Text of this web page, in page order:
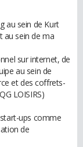
au sein de Kurt
au sein de ma
sur internet, de
au sein de
et des coffrets-
LOISIRS)
ups comme
de